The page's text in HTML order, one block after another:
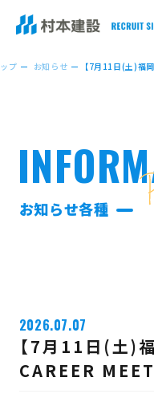
プ お知らせ 【7月11日(土)福
お知らせ各種
2026.07.07
【7月11日(土)
CAREER